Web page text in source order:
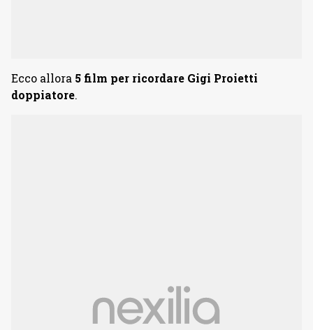
Ecco allora 5 film per ricordare Gigi Proietti
doppiatore.